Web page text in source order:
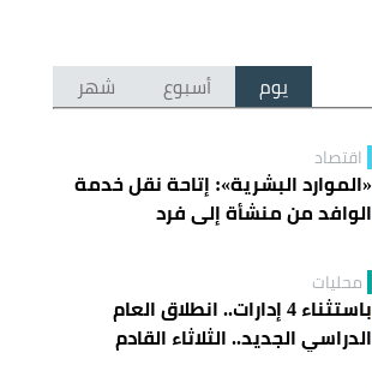
يوم أسبوع شهر
اقتصاد
«الموارد البشرية»: إتاحة نقل خدمة
الوافد من منشأة إلى فرد
محليات
باستثناء 4 إدارات.. انطلاق العام
الدراسي الجديد.. الثلاثاء القادم